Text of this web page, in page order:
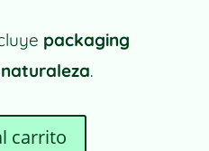
packaging
.
carrito
A